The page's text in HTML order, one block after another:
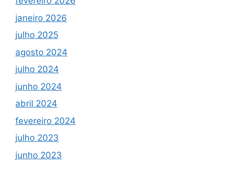
janeiro 2026
julho 2025
agosto 2024
julho 2024
junho 2024
abril 2024
fevereiro 2024
julho 2023
junho 2023